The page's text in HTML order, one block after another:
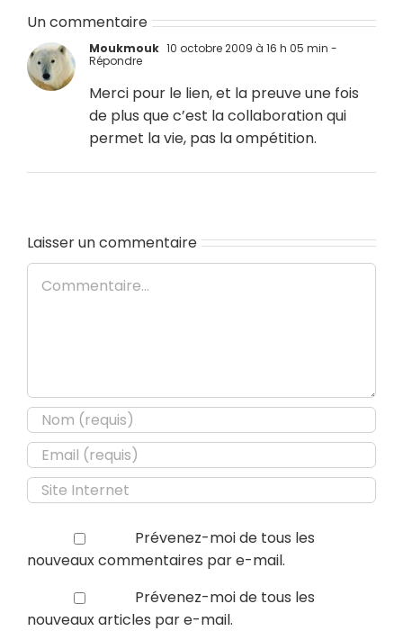
Un commentaire
Moukmouk 10 octobre 2009 à 16 h 05 min -
Répondre
Merci pour le lien, et la preuve une fois
de plus que c’est la collaboration qui
permet la vie, pas la ompétition.
Laisser un commentaire
Commentaire
Prévenez-moi de tous les
nouveaux commentaires par e-mail.
Prévenez-moi de tous les
nouveaux articles par e-mail.